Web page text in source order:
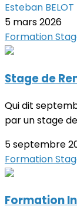
Esteban BELOT
5 mars 2026
Formation
Stage de
Qui dit
par un stage
5 septembre
Formation
Formation